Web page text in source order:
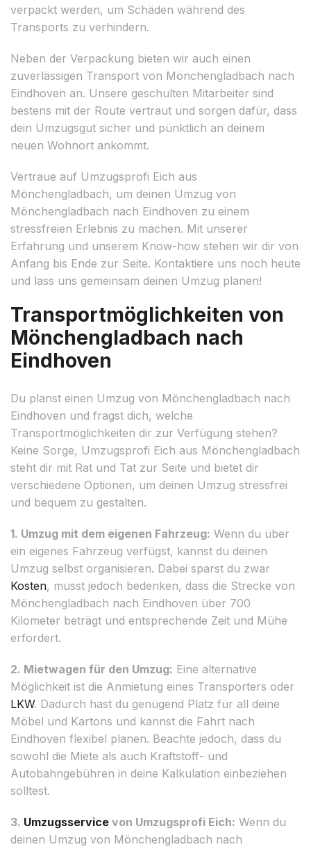
verpackt werden, um Schäden während des
Transports zu verhindern.
Neben der Verpackung bieten wir auch einen
zuverlässigen Transport von Mönchengladbach nach
Eindhoven an. Unsere geschulten Mitarbeiter sind
bestens mit der Route vertraut und sorgen dafür, dass
dein Umzugsgut sicher und pünktlich an deinem
neuen Wohnort ankommt.
Vertraue auf Umzugsprofi Eich aus
Mönchengladbach, um deinen Umzug von
Mönchengladbach nach Eindhoven zu einem
stressfreien Erlebnis zu machen. Mit unserer
Erfahrung und unserem Know-how stehen wir dir von
Anfang bis Ende zur Seite. Kontaktiere uns noch heute
und lass uns gemeinsam deinen Umzug planen!
Transportmöglichkeiten von
Mönchengladbach nach
Eindhoven
Du planst einen Umzug von Mönchengladbach nach
Eindhoven und fragst dich, welche
Transportmöglichkeiten dir zur Verfügung stehen?
Keine Sorge, Umzugsprofi Eich aus Mönchengladbach
steht dir mit Rat und Tat zur Seite und bietet dir
verschiedene Optionen, um deinen Umzug stressfrei
und bequem zu gestalten.
1. Umzug mit dem eigenen Fahrzeug: Wenn du über
ein eigenes Fahrzeug verfügst, kannst du deinen
Umzug selbst organisieren. Dabei sparst du zwar
Kosten, musst jedoch bedenken, dass die Strecke von
Mönchengladbach nach Eindhoven über 700
Kilometer beträgt und entsprechende Zeit und Mühe
erfordert.
2. Mietwagen für den Umzug: Eine alternative
Möglichkeit ist die Anmietung eines Transporters oder
LKW. Dadurch hast du genügend Platz für all deine
Möbel und Kartons und kannst die Fahrt nach
Eindhoven flexibel planen. Beachte jedoch, dass du
sowohl die Miete als auch Kraftstoff- und
Autobahngebühren in deine Kalkulation einbeziehen
solltest.
3. Umzugsservice von Umzugsprofi Eich: Wenn du
deinen Umzug von Mönchengladbach nach